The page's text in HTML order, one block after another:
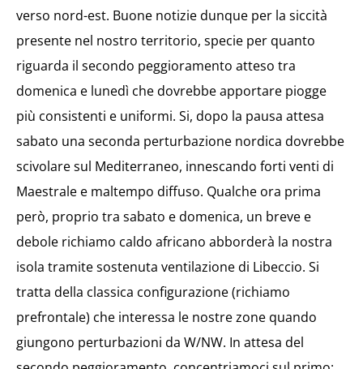
verso nord-est. Buone notizie dunque per la siccità
presente nel nostro territorio, specie per quanto
riguarda il secondo peggioramento atteso tra
domenica e lunedì che dovrebbe apportare piogge
più consistenti e uniformi. Si, dopo la pausa attesa
sabato una seconda perturbazione nordica dovrebbe
scivolare sul Mediterraneo, innescando forti venti di
Maestrale e maltempo diffuso. Qualche ora prima
però, proprio tra sabato e domenica, un breve e
debole richiamo caldo africano abborderà la nostra
isola tramite sostenuta ventilazione di Libeccio. Si
tratta della classica configurazione (richiamo
prefrontale) che interessa le nostre zone quando
giungono perturbazioni da W/NW. In attesa del